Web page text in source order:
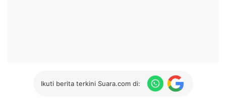
Ikuti berita terkini Suara.com di: